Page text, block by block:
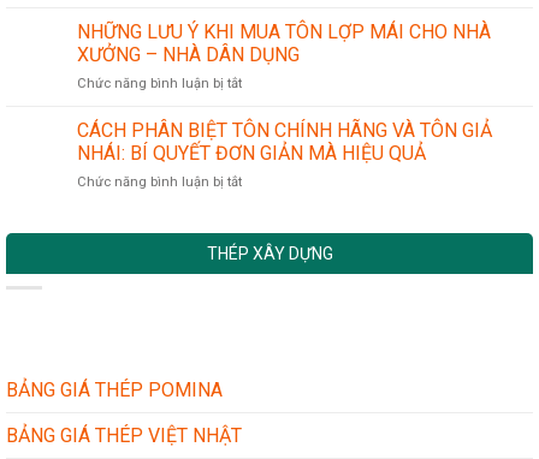
CHÍNH
XÁC
ĐÔNG
Á
VIỆT
TẠI
LONG
MỚI
ĐẶT
MÁI
TÔN
MỚI:
CHUẨN
AN
VÀ
THỰC
NHỮNG LƯU Ý KHI MUA TÔN LỢP MÁI CHO NHÀ
XƯỞNG – NHÀ DÂN DỤNG
Chức năng bình luận bị tắtở
LƯU
Ý
KHI
MUA
MÁI
CÁCH PHÂN BIỆT TÔN CHÍNH HÃNG VÀ TÔN GIẢ
NHÁI: BÍ QUYẾT ĐƠN GIẢN MÀ HIỆU QUẢ
Chức năng bình luận bị tắtở
BIỆT
TÔN
QUYẾT
THÉP XÂY DỰNG
BẢNG GIÁ THÉP POMINA
BẢNG GIÁ THÉP VIỆT NHẬT